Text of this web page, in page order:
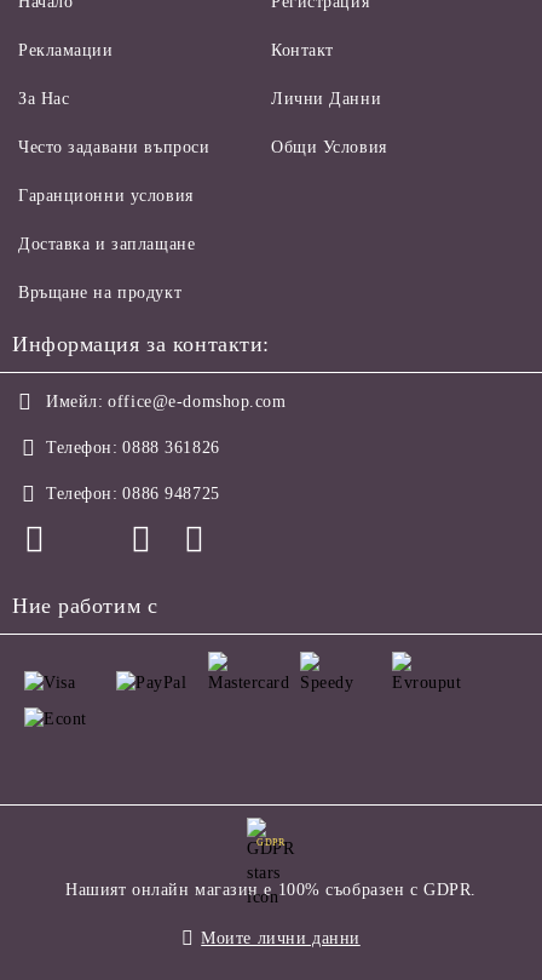
Рекламации
За Нас
Често задавани въпроси
Контакт
Лични Данни
Общи Условия
Гаранционни условия
Доставка и заплащане
Връщане на продукт
Информация за контакти:
Имейл: office@e-domshop.com
Телефон: 0888 361826
Телефон: 0886 948725
Ние работим с
GDPR
Нашият онлайн магазин е 100% съобразен с GDPR.
Моите лични данни